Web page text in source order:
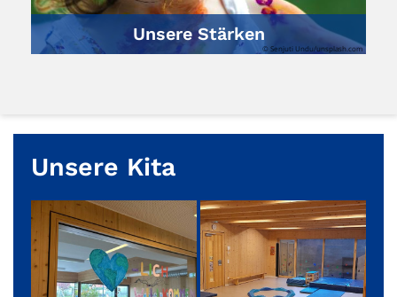
Unsere Stärken
© Senjuti Undu/unsplash.com
Unsere Kita